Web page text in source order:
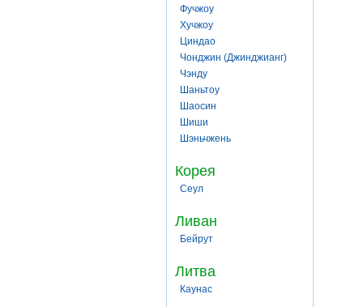
Фучжоу
Хучжоу
Циндао
Чонджин (Джинджианг)
Чэнду
Шаньтоу
Шаосин
Шиши
Шэньчжень
Корея
Сеул
Ливан
Бейрут
Литва
Каунас